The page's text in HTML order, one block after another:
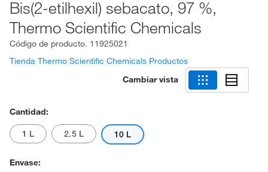
Bis(2-etilhexil) sebacato, 97 %,
Thermo Scientific Chemicals
Código de producto. 11925021
Tienda Thermo Scientific Chemicals Productos
Cambiar vista
Cantidad:
1 L 2.5 L 10 L
Envase: